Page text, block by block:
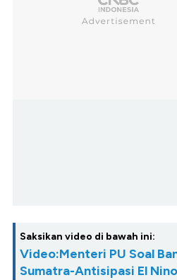
Saksikan video di bawah ini:
Video:Menteri PU Soal
Sumatra-Antisipasi El Nino